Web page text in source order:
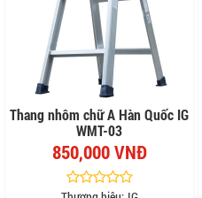
Thang nhôm chữ A Hàn Quốc IG
WMT-03
850,000 VNĐ